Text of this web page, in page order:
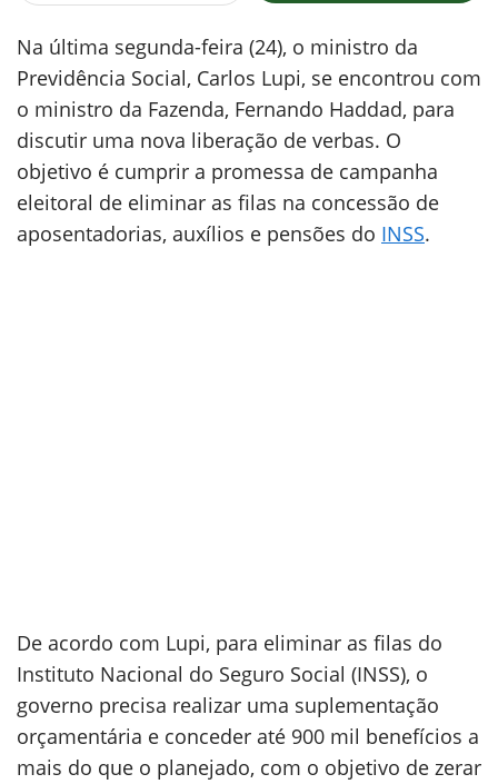
Na última segunda-feira (24), o ministro da
Previdência Social, Carlos Lupi, se encontrou com
o ministro da Fazenda, Fernando Haddad, para
discutir uma nova liberação de verbas. O
objetivo é cumprir a promessa de campanha
eleitoral de eliminar as filas na concessão de
aposentadorias, auxílios e pensões do INSS.
De acordo com Lupi, para eliminar as filas do
Instituto Nacional do Seguro Social (INSS), o
governo precisa realizar uma suplementação
orçamentária e conceder até 900 mil benefícios a
mais do que o planejado, com o objetivo de zerar